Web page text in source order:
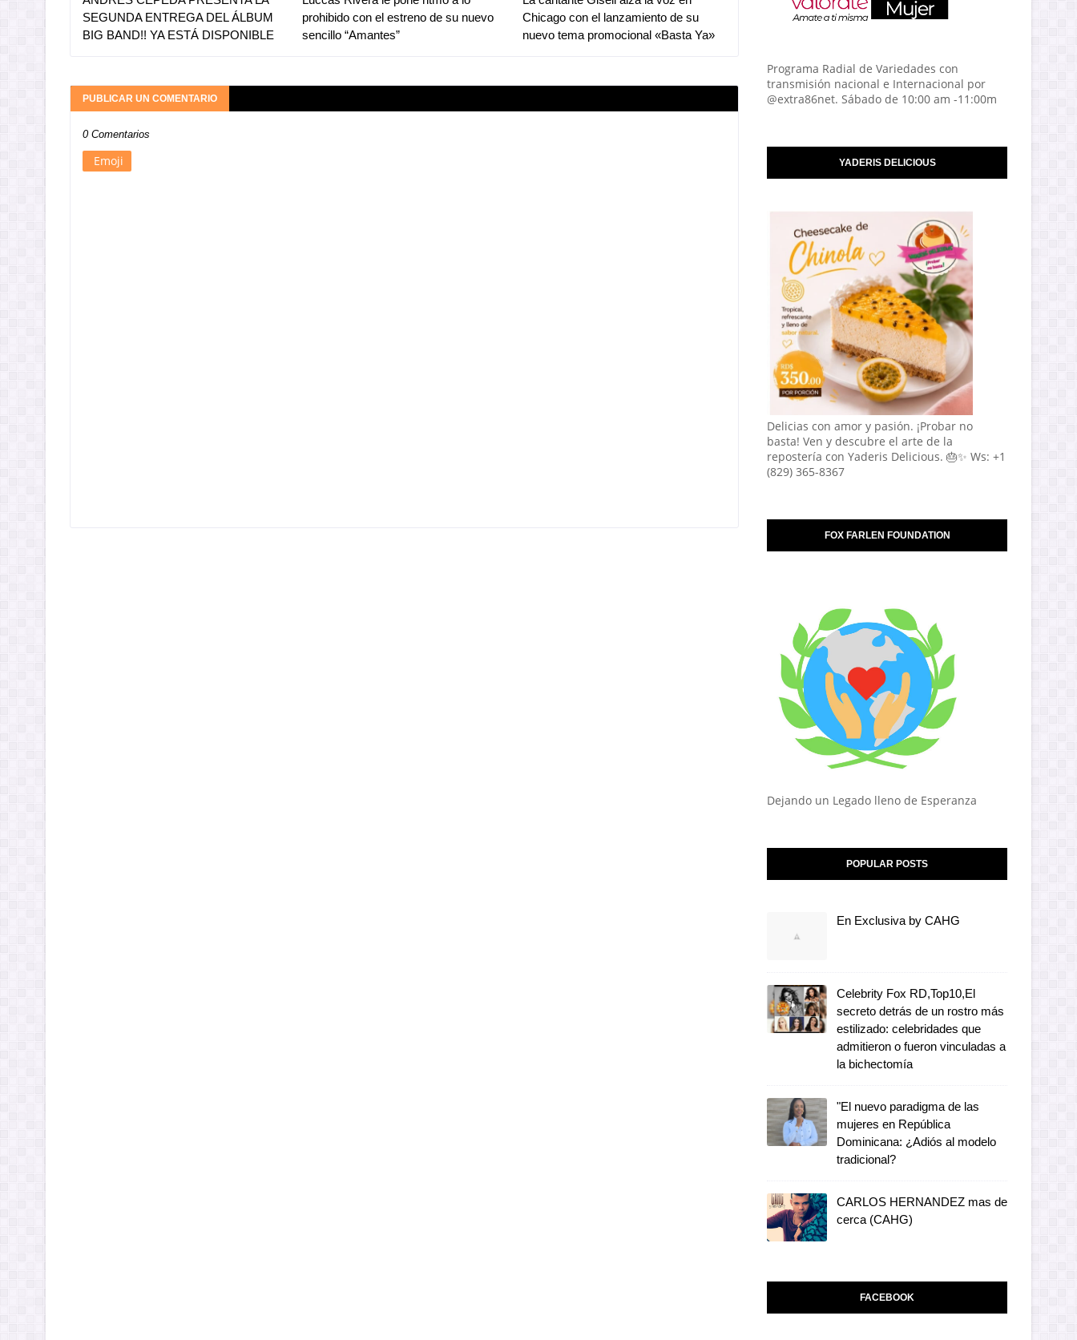
SEGUNDA ENTREGA DEL ÁLBUM
BIG BAND!! YA ESTÁ DISPONIBLE
prohibido con el estreno de su nuevo
sencillo “Amantes”
Chicago con el lanzamiento de su
nuevo tema promocional «Basta Ya»
PUBLICAR UN COMENTARIO
0 Comentarios
Emoji
Programa Radial de Variedades con
transmisión nacional e Internacional por
@extra86net. Sábado de 10:00 am -11:00m
YADERIS DELICIOUS
Delicias con amor y pasión. ¡Probar no
basta! Ven y descubre el arte de la
repostería con Yaderis Delicious. 🎂✨ Ws: +1
(829) 365-8367
FOX FARLEN FOUNDATION
Dejando un Legado lleno de Esperanza
POPULAR POSTS
En Exclusiva by CAHG
Celebrity Fox RD,Top10,El
secreto detrás de un rostro más
estilizado: celebridades que
admitieron o fueron vinculadas a
la bichectomía
"El nuevo paradigma de las
mujeres en República
Dominicana: ¿Adiós al modelo
tradicional?
CARLOS HERNANDEZ mas de
cerca (CAHG)
FACEBOOK